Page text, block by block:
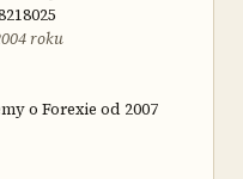
roku
o Forexie od 2007